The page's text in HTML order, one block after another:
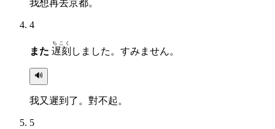
我想再去京都。
4
また 遅刻
ちこく
しました。すみません。
🔊
我又遲到了。對不起。
5